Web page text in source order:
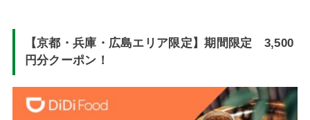
【京都・兵庫・広島エリア限定】期間限定 3,500
円分クーポン！